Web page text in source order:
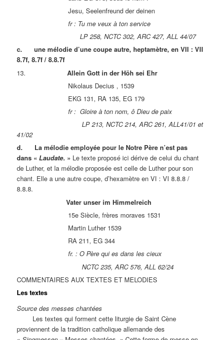
Jesu, Seelenfreund der deinen
fr : Tu me veux à ton service
LP 258, NCTC 302, ARC 427, ALL 44/07
c. une mélodie d’une coupe autre, heptamètre, en VII : VII
8.7f, 8.7f / 8.8.7f
13.Allein Gott in der Höh sei Ehr
Nikolaus Decius , 1539
EKG 131, RA 135, EG 179
fr : Gloire à ton nom, ô Dieu de paix
LP 213, NCTC 214, ARC 261, ALL41/01 et
41/02
d. La mélodie employée pour le Notre Père n’est pas
dans «Laudate. » Le texte proposé ici dérive de celui du chant
de Luther, et la mélodie proposée est celle de Luther pour son
chant. Elle a une autre coupe, d’hexamètre en VI : VI 8.8.8 /
8.8.8.
Vater unser im Himmelreich
15e Siècle, frères moraves 1531
Martin Luther 1539
RA 211, EG 344
fr. : O Père qui es dans les cieux
NCTC 235, ARC 576, ALL 62/24
COMMENTAIRES AUX TEXTES ET MELODIES
Les textes
Source des messes chantées
Les textes qui forment cette liturgie de Saint Cène
proviennent de la tradition catholique allemande des